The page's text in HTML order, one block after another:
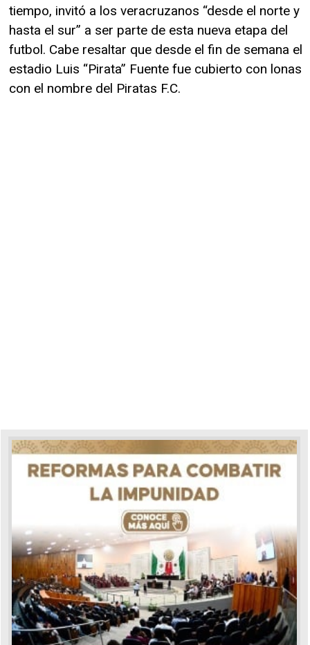
tiempo, invitó a los veracruzanos “desde el norte y
hasta el sur” a ser parte de esta nueva etapa del
futbol. Cabe resaltar que desde el fin de semana el
estadio Luis “Pirata” Fuente fue cubierto con lonas
con el nombre del Piratas F.C.